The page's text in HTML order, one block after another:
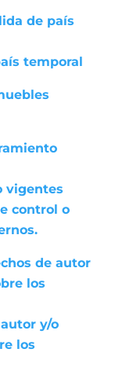
de país
temporal
vigentes
control o
de autor
los
y/o
los